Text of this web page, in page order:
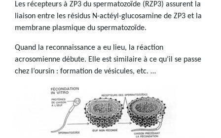
Les récepteurs à ZP3 du spermatozoïde (RZP3) assurent la
liaison entre les résidus N-actéyl-glucosamine de ZP3 et la
membrane plasmique du spermatozoïde.
Quand la reconnaissance a eu lieu, la réaction
acrosomienne débute. Elle est similaire à ce qu’il se passe
chez l’oursin : formation de vésicules, etc. …